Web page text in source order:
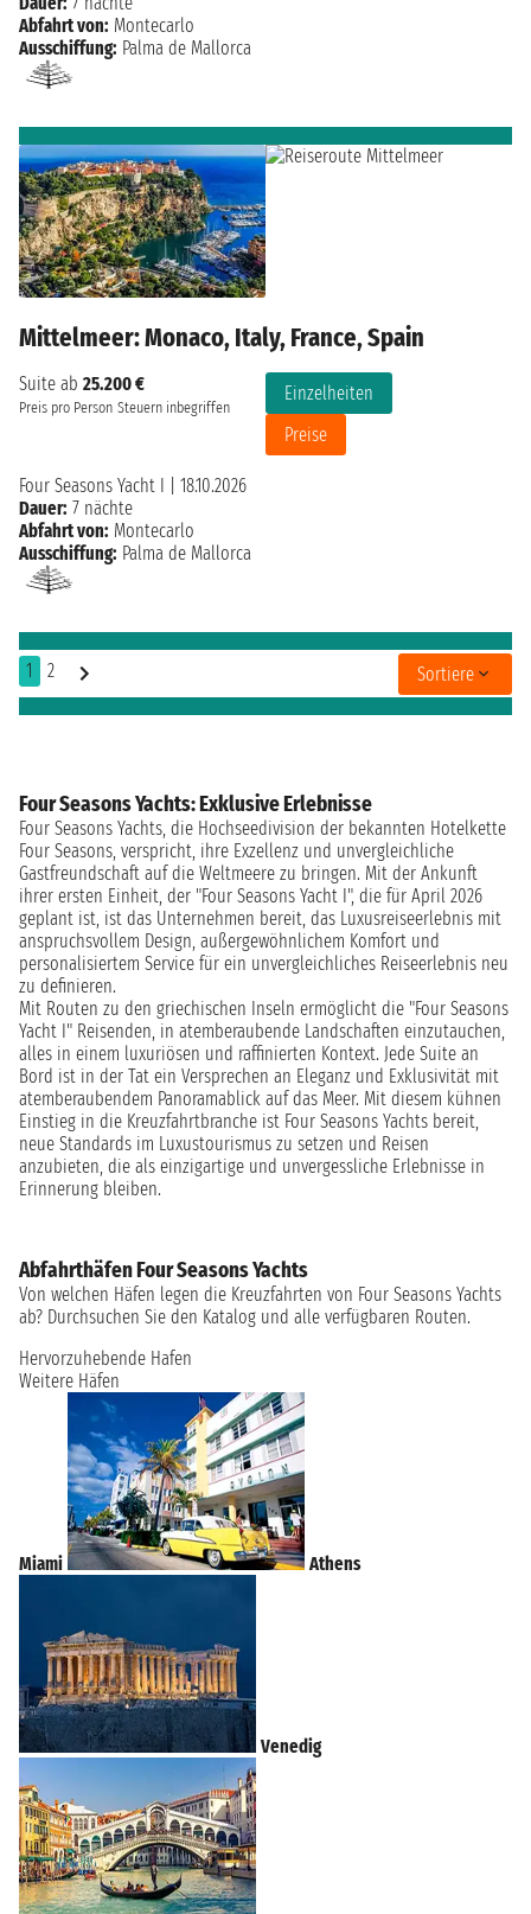
Abfahrt von: Montecarlo
Ausschiffung: Palma de Mallorca
Mittelmeer: Monaco, Italy, France, Spain
Suite ab 25.200 €
Preis pro Person Steuern inbegriffen
Einzelheiten
Preise
Four Seasons Yacht I
18.10.2026
Dauer: 7 nächte
Abfahrt von: Montecarlo
Ausschiffung: Palma de Mallorca
1 2 Sortiere
Four Seasons Yachts: Exklusive Erlebnisse
Four Seasons Yachts, die Hochseedivision der bekannten Hotelkette
Four Seasons, verspricht, ihre Exzellenz und unvergleichliche
Gastfreundschaft auf die Weltmeere zu bringen. Mit der Ankunft
ihrer ersten Einheit, der "Four Seasons Yacht I", die für April 2026
geplant ist, ist das Unternehmen bereit, das Luxusreiseerlebnis mit
anspruchsvollem Design, außergewöhnlichem Komfort und
personalisiertem Service für ein unvergleichliches Reiseerlebnis neu
zu definieren.
Mit Routen zu den griechischen Inseln ermöglicht die "Four Seasons
Yacht I" Reisenden, in atemberaubende Landschaften einzutauchen,
alles in einem luxuriösen und raffinierten Kontext. Jede Suite an
Bord ist in der Tat ein Versprechen an Eleganz und Exklusivität mit
atemberaubendem Panoramablick auf das Meer. Mit diesem kühnen
Einstieg in die Kreuzfahrtbranche ist Four Seasons Yachts bereit,
neue Standards im Luxustourismus zu setzen und Reisen
anzubieten, die als einzigartige und unvergessliche Erlebnisse in
Erinnerung bleiben.
Abfahrthäfen Four Seasons Yachts
Von welchen Häfen legen die Kreuzfahrten von Four Seasons Yachts
ab? Durchsuchen Sie den Katalog und alle verfügbaren Routen.
Hervorzuhebende Hafen
Weitere Häfen
Miami Athens
Venedig